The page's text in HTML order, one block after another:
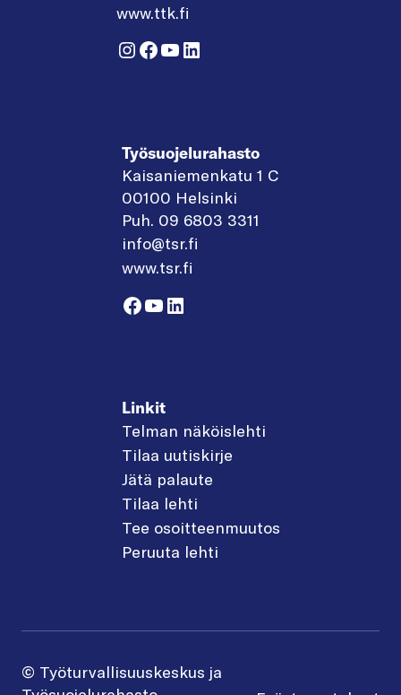
www.ttk.fi
Instagram
Facebook
YouTube
LinkedIn
Työsuojelurahasto
Kaisaniemenkatu 1 C
00100 Helsinki
Puh. 09 6803 3311
info@tsr.fi
www.tsr.fi
Facebook
YouTube
LinkedIn
Linkit
Telman näköislehti
Tilaa uutiskirje
Jätä palaute
Tilaa lehti
Tee osoitteenmuutos
Peruuta lehti
© Työturvallisuuskeskus ja